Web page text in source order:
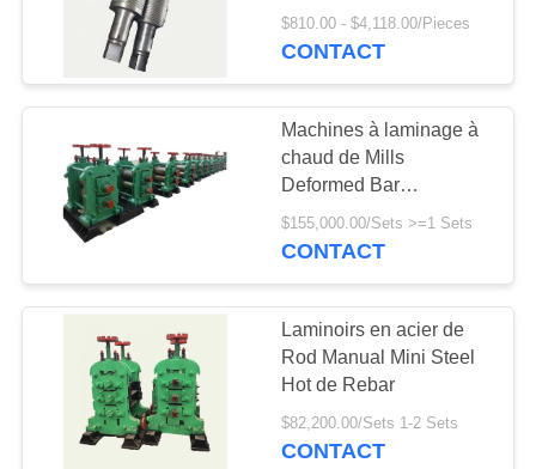
de moulin de
QualityRolling
$810.00 - $4,118.00/Pieces
CONTACT
Machines à laminage à
chaud de Mills
Deformed Bar
Production Line de
Rebar en acier
$155,000.00/Sets >=1 Sets
CONTACT
Laminoirs en acier de
Rod Manual Mini Steel
Hot de Rebar
$82,200.00/Sets 1-2 Sets
CONTACT